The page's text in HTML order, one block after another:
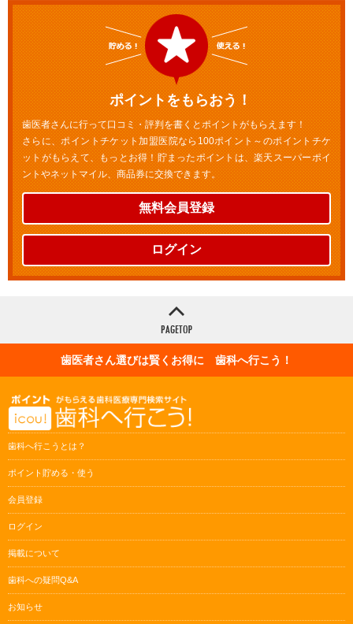
ポイントをもらおう！
歯医者さんに行って口コミ・評判を書くとポイントがもらえます！
さらに、ポイントチケット加盟医院なら100ポイント～のポイントチケ
ットがもらえて、もっとお得！貯まったポイントは、楽天スーパーポイ
ントやネットマイル、商品券に交換できます。
無料会員登録
ログイン
歯医者さん選びは賢くお得に 歯科へ行こう！
歯科へ行こうとは？
ポイント貯める・使う
会員登録
ログイン
掲載について
歯科への疑問Q&A
お知らせ